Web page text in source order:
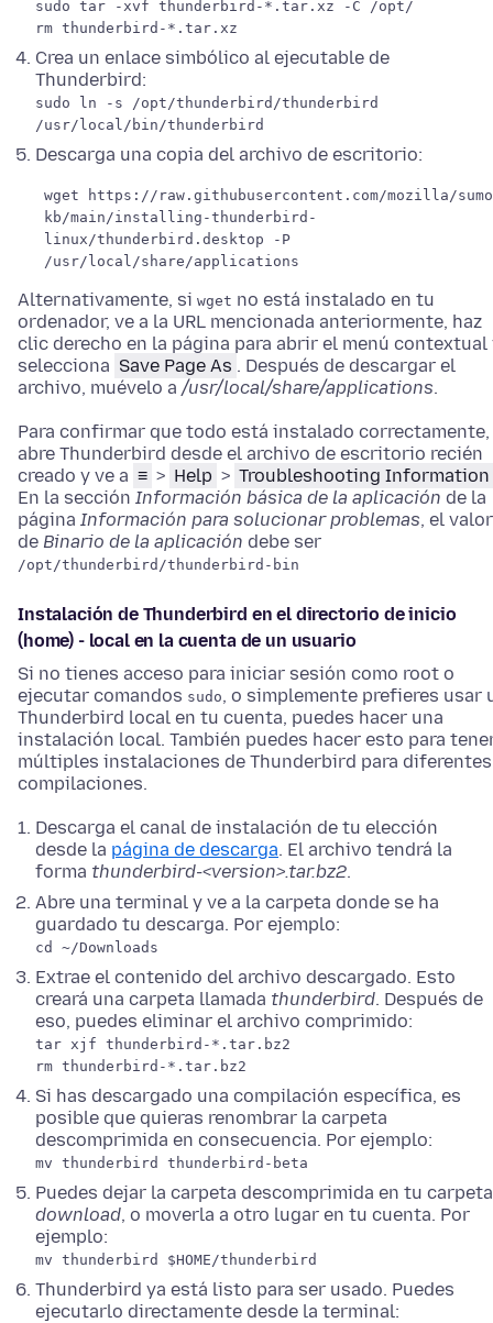
sudo tar -xvf thunderbird-*.tar.xz -C /opt/
rm thunderbird-*.tar.xz
Crea un enlace simbólico al ejecutable de
Thunderbird:
sudo ln -s /opt/thunderbird/thunderbird
/usr/local/bin/thunderbird
Descarga una copia del archivo de escritorio:
wget https://raw.githubusercontent.com/mozilla/
kb/main/installing-thunderbird-
linux/thunderbird.desktop -P
/usr/local/share/applications
Alternativamente, si wget no está instalado en tu
ordenador, ve a la URL mencionada anteriormente, haz
clic derecho en la página para abrir el menú contextual
selecciona Save Page As . Después de descargar el
archivo, muévelo a /usr/local/share/applications.
Para confirmar que todo está instalado correctamente,
abre Thunderbird desde el archivo de escritorio recién
creado y ve a ≡ > Help > Troubleshooting Information
En la sección Información básica de la aplicación de la
página Información para solucionar problemas, el valor
de Binario de la aplicación debe ser
/opt/thunderbird/thunderbird-bin
Instalación de Thunderbird en el directorio de inicio
(home) - local en la cuenta de un usuario
Si no tienes acceso para iniciar sesión como root o
ejecutar comandos sudo, o simplemente prefieres usar
Thunderbird local en tu cuenta, puedes hacer una
instalación local. También puedes hacer esto para
múltiples instalaciones de Thunderbird para diferentes
compilaciones.
Descarga el canal de instalación de tu elección
desde la página de descarga. El archivo tendrá la
forma thunderbird-<version>.tar.bz2.
Abre una terminal y ve a la carpeta donde se ha
guardado tu descarga. Por ejemplo:
cd ~/Downloads
Extrae el contenido del archivo descargado. Esto
creará una carpeta llamada thunderbird. Después de
eso, puedes eliminar el archivo comprimido:
tar xjf thunderbird-*.tar.bz2
rm thunderbird-*.tar.bz2
Si has descargado una compilación específica, es
posible que quieras renombrar la carpeta
descomprimida en consecuencia. Por ejemplo:
mv thunderbird thunderbird-beta
Puedes dejar la carpeta descomprimida en tu carpeta
download, o moverla a otro lugar en tu cuenta. Por
ejemplo:
mv thunderbird $HOME/thunderbird
Thunderbird ya está listo para ser usado. Puedes
ejecutarlo directamente desde la terminal: